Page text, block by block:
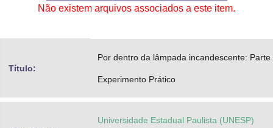
Gabinete de Segurança Institucional
Não existem arquivos associados a este item.
Título:
Por dentro da lâmpada incandescente: Parte
Experimento Prático
Universidade Estadual Paulista (UNESP)